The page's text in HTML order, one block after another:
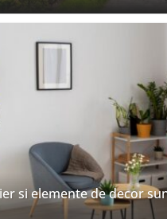
si elemente de decor